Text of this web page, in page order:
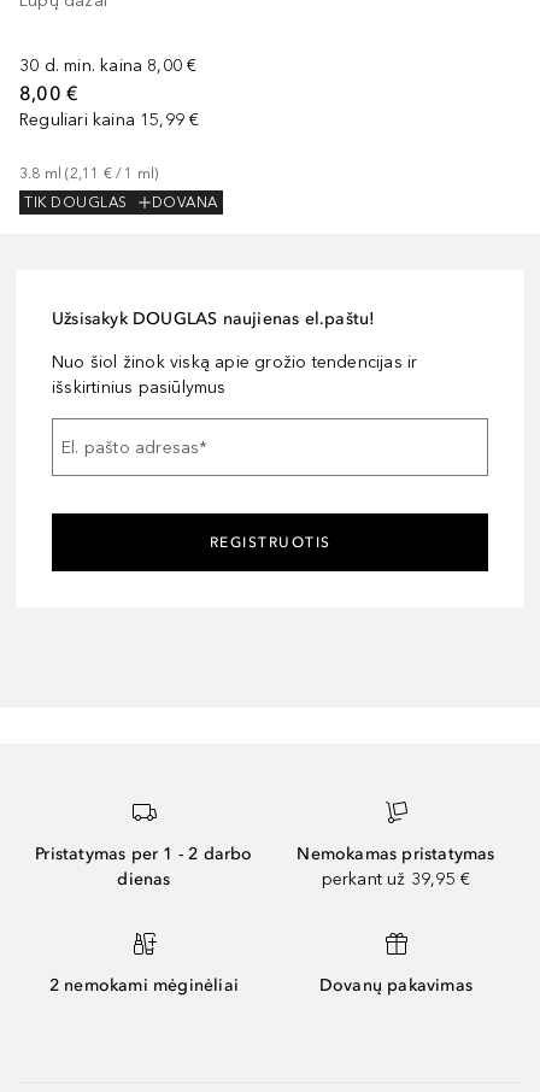
30 d. min. kaina 8,00 €
8,00 €
Reguliari kaina 15,99 €
3.8 ml (2,11 € / 1 ml)
TIK DOUGLAS
DOVANA
Užsisakyk DOUGLAS naujienas el.paštu!
Nuo šiol žinok viską apie grožio tendencijas ir
išskirtinius pasiūlymus
El. pašto adresas*
REGISTRUOTIS
Pristatymas per 1 - 2 darbo
dienas
Nemokamas pristatymas
perkant už 39,95 €
2 nemokami mėginėliai Dovanų pakavimas